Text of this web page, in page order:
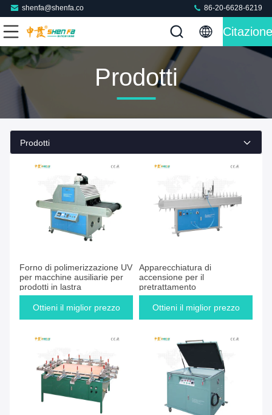
shenfa@shenfa.co 86-20-6628-6219
Citazione
Prodotti
Prodotti
Forno di polimerizzazione UV
per macchine ausiliarie per
prodotti in lastra
Ottieni il miglior prezzo
Apparecchiatura di
accensione per il
pretrattamento
Ottieni il miglior prezzo